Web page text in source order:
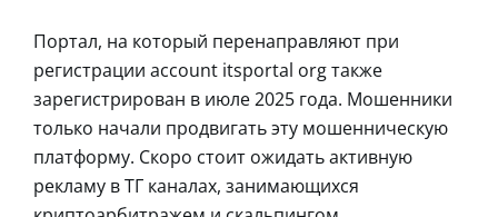
Портал, на который перенаправляют при
регистрации account itsportal org также
зарегистрирован в июле 2025 года. Мошенники
только начали продвигать эту мошенническую
платформу. Скоро стоит ожидать активную
рекламу в ТГ каналах, занимающихся